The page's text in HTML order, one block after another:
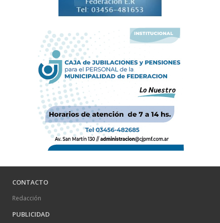
CONTACTO
Redacción
PUBLICIDAD